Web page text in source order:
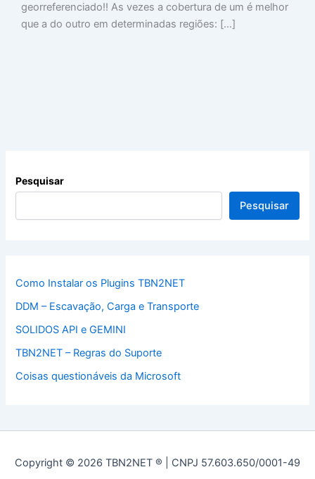
georreferenciado!! As vezes a cobertura de um é melhor
que a do outro em determinadas regiões: […]
Pesquisar
Pesquisar
Como Instalar os Plugins TBN2NET
DDM – Escavação, Carga e Transporte
SOLIDOS API e GEMINI
TBN2NET – Regras do Suporte
Coisas questionáveis da Microsoft
Copyright © 2026 TBN2NET ® | CNPJ 57.603.650/0001-49